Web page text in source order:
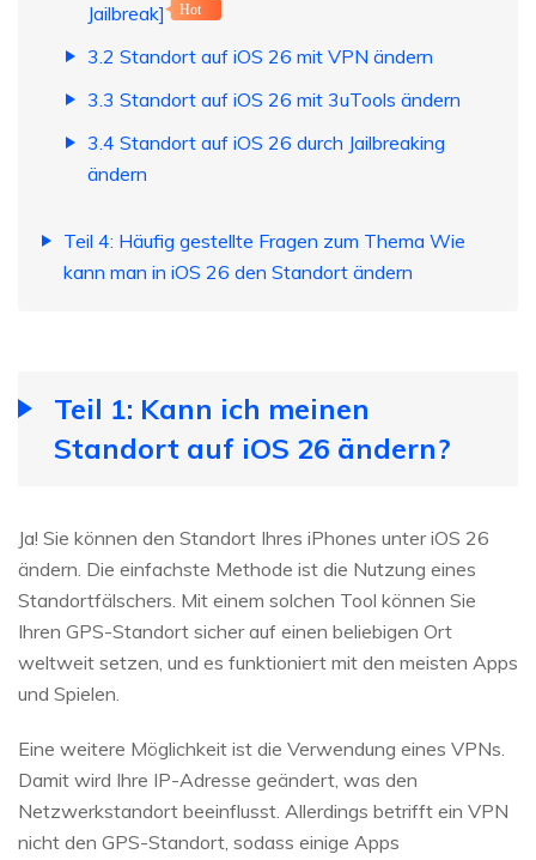
Jailbreak]
Hot
3.2 Standort auf iOS 26 mit VPN ändern
3.3 Standort auf iOS 26 mit 3uTools ändern
3.4 Standort auf iOS 26 durch Jailbreaking
ändern
Teil 4: Häufig gestellte Fragen zum Thema Wie
kann man in iOS 26 den Standort ändern
Teil 1: Kann ich meinen
Standort auf iOS 26 ändern?
Ja! Sie können den Standort Ihres iPhones unter iOS 26
ändern. Die einfachste Methode ist die Nutzung eines
Standortfälschers. Mit einem solchen Tool können Sie
Ihren GPS-Standort sicher auf einen beliebigen Ort
weltweit setzen, und es funktioniert mit den meisten Apps
und Spielen.
Eine weitere Möglichkeit ist die Verwendung eines VPNs.
Damit wird Ihre IP-Adresse geändert, was den
Netzwerkstandort beeinflusst. Allerdings betrifft ein VPN
nicht den GPS-Standort, sodass einige Apps